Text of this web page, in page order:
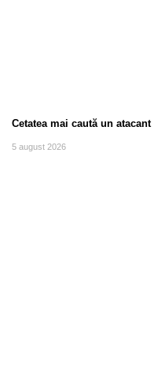
Cetatea mai caută un atacant
5 august 2026